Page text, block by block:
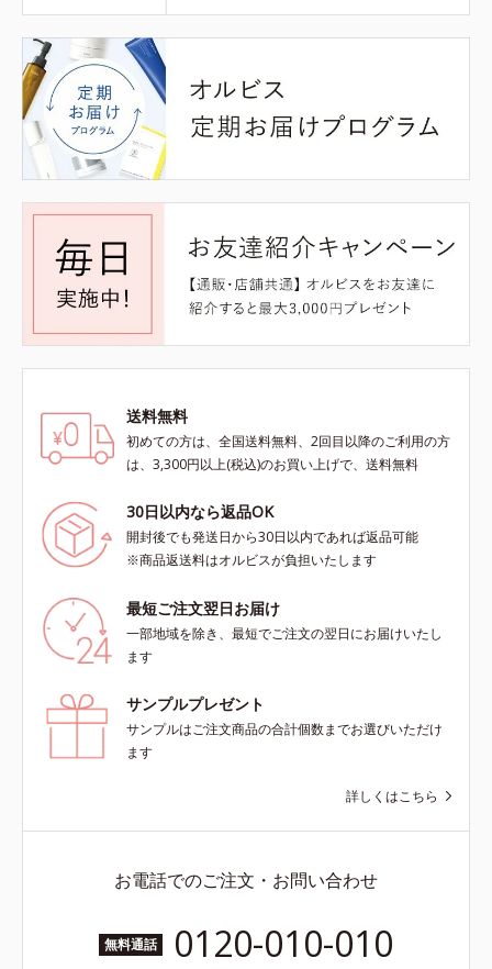
送料無料
初めての方は、全国送料無料、2回目以降のご利用の方
は、3,300円以上(税込)のお買い上げで、送料無料
30日以内なら返品OK
開封後でも発送日から30日以内であれば返品可能
※商品返送料はオルビスが負担いたします
最短ご注文翌日お届け
一部地域を除き、最短でご注文の翌日にお届けいたし
ます
サンプルプレゼント
サンプルはご注文商品の合計個数までお選びいただけ
ます
詳しくはこちら
お電話でのご注文・お問い合わせ
無料通話 0120-010-010